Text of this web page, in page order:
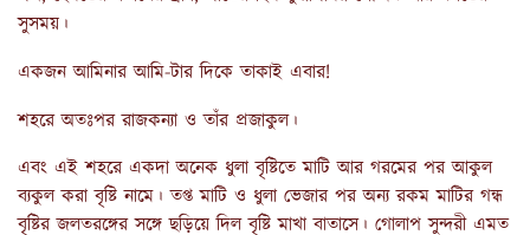
সুসময়।
একজন আমিনার আমি-টার দিকে তাকাই এবার!
শহরে অতঃপর রাজকন্যা ও তাঁর প্রজাকুল।
এবং এই শহরে একদা অনেক ধুলা বৃষ্টিতে মাটি আর গরমের পর আকুল
ব্যকুল করা বৃষ্টি নামে। তপ্ত মাটি ও ধুলা ভেজার পর অন্য রকম মাটির গন্ধ
বৃষ্টির জলতরঙ্গের সঙ্গে ছড়িয়ে দিল বৃষ্টি মাখা বাতাসে। গোলাপ সুন্দরী এমত